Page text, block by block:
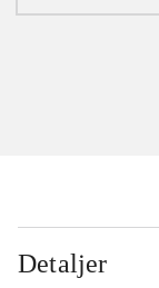
Detaljer